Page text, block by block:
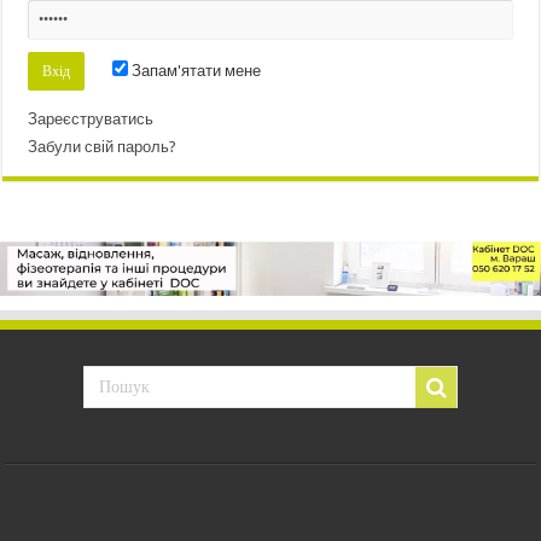
Запам'ятати мене
Зареєструватись
Забули свій пароль?